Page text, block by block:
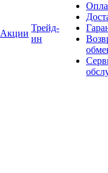
Акции
Трейд-
ин